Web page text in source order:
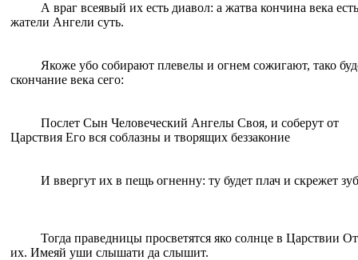
А враг всеявый их есть диавол: а жатва кончина века
жатели Ангели суть.
Якоже убо собирают плевелы и oгнем сожигают, тако
скончание века сего:
Послет Сын Человеческий Ангелы Своя, и соберут от
Царствия Его вся соблазны и творящих беззаконие
И ввергут их в пещь oгненну: ту будет плач и скрежет
Тогда праведницы просветятся яко солнце в Царствии
их. Имеяй уши слышати да слышит.